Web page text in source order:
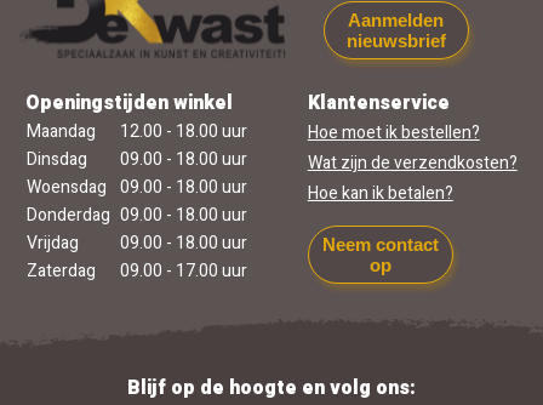
Aanmelden
nieuwsbrief
Openingstijden winkel
Maandag
12.00 - 18.00 uur
Dinsdag
09.00 - 18.00 uur
Woensdag 09.00 - 18.00 uur
Donderdag 09.00 - 18.00 uur
Vrijdag
09.00 - 18.00 uur
Zaterdag
09.00 - 17.00 uur
Klantenservice
Hoe moet ik bestellen?
Wat zijn de verzendkosten?
Hoe kan ik betalen?
Neem contact
op
Blijf op de hoogte en volg ons: